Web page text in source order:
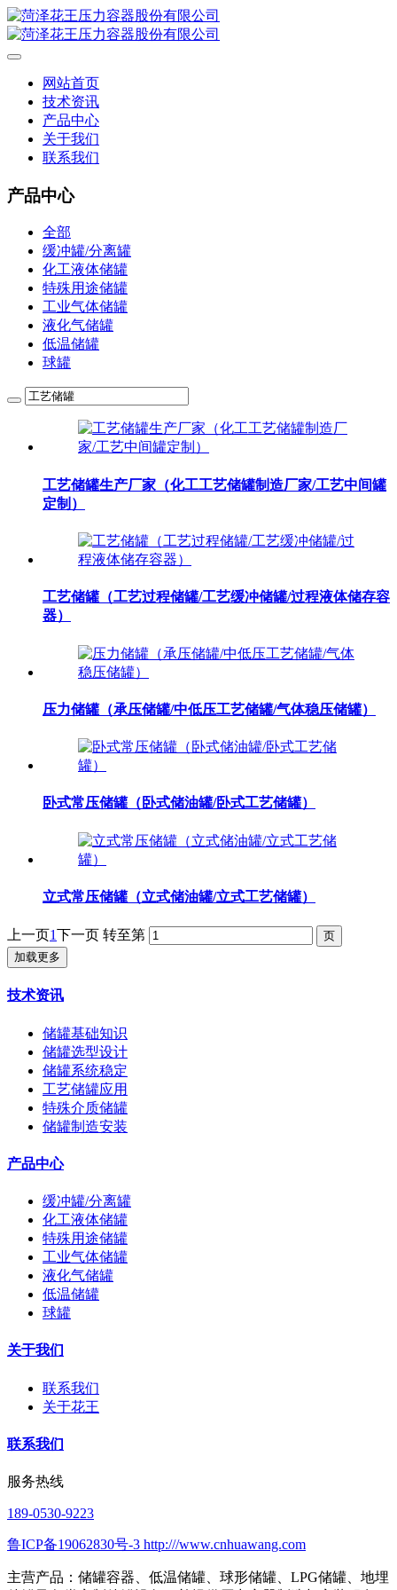
网站首页
技术资讯
产品中心
关于我们
联系我们
产品中心
全部
缓冲罐/分离罐
化工液体储罐
特殊用途储罐
工业气体储罐
液化气储罐
低温储罐
球罐
工艺储罐生产厂家（化工工艺储罐制造厂家/工艺中间罐
定制）
工艺储罐（工艺过程储罐/工艺缓冲储罐/过程液体储存容
器）
压力储罐（承压储罐/中低压工艺储罐/气体稳压储罐）
卧式常压储罐（卧式储油罐/卧式工艺储罐）
立式常压储罐（立式储油罐/立式工艺储罐）
上一页1下一页 转至第
加载更多
技术资讯
储罐基础知识
储罐选型设计
储罐系统稳定
工艺储罐应用
特殊介质储罐
储罐制造安装
产品中心
缓冲罐/分离罐
化工液体储罐
特殊用途储罐
工业气体储罐
液化气储罐
低温储罐
球罐
关于我们
联系我们
关于花王
联系我们
服务热线
189-0530-9223
鲁ICP备19062830号-3 http:///www.cnhuawang.com
主营产品：储罐容器、低温储罐、球形储罐、LPG储罐、地埋